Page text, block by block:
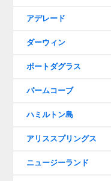
アデレード
ダーウィン
ポートダグラス
パームコーブ
ハミルトン島
アリススプリングス
ニュージーランド